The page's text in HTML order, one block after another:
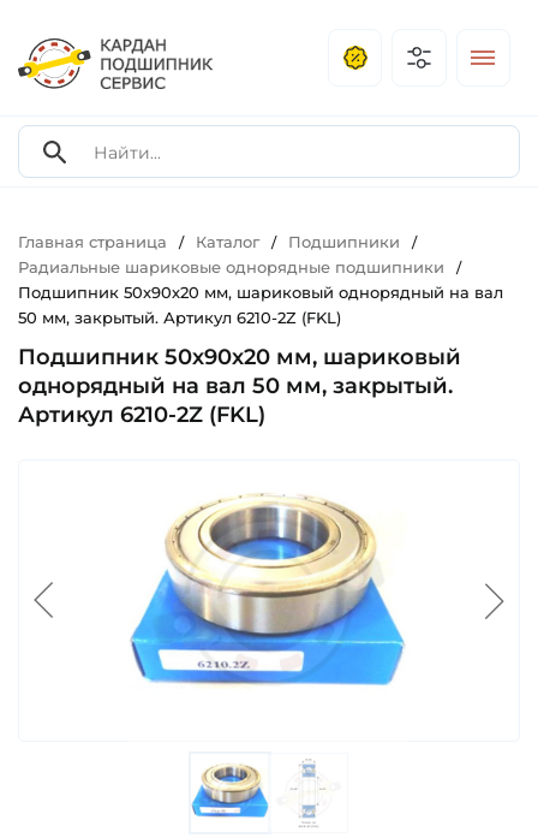
Главная страница / Каталог / Подшипники /
Радиальные шариковые однорядные подшипники /
Подшипник 50х90х20 мм, шариковый однорядный на вал
50 мм, закрытый. Артикул 6210-2Z (FKL)
Подшипник 50х90х20 мм, шариковый
однорядный на вал 50 мм, закрытый.
Артикул 6210-2Z (FKL)